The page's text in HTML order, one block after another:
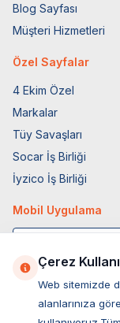
Blog Sayfası
Müşteri Hizmetleri
Özel Sayfalar
4 Ekim Özel
Markalar
Tüy Savaşları
Socar İş Birliği
İyzico İş Birliği
Mobil Uygulama
Çerez
Web sitemizde
alanlarınıza